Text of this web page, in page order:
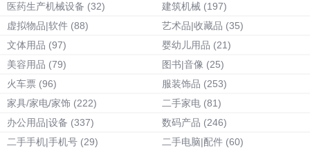
医药生产机械设备 (32) 建筑机械 (197)
虚拟物品|软件 (88) 艺术品|收藏品 (35)
文体用品 (97) 婴幼儿用品 (21)
美容用品 (79) 图书|音像 (25)
火车票 (96) 服装饰品 (253)
家具/家电/家饰 (222) 二手家电 (81)
办公用品|设备 (337) 数码产品 (246)
二手手机|手机号 (29) 二手电脑|配件 (60)